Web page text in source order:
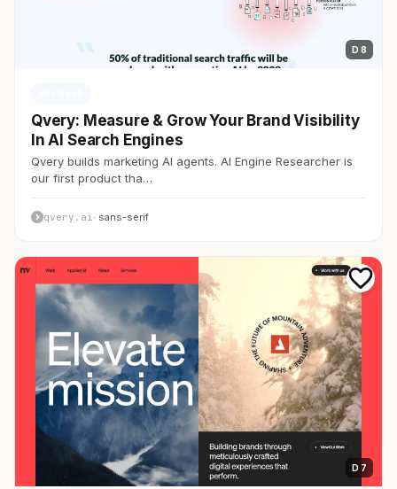
D 8
Qvery: Measure & Grow Your Brand Visibility
In AI Search Engines
Qvery builds marketing AI agents. AI Engine Researcher is
our first product tha…
qvery.ai· sans-serif
D 7